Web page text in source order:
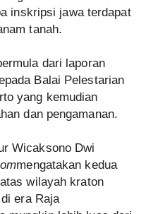
inskripsi jawa terdapat
tanah.
dari laporan
Balai Pelestarian
yang kemudian
dan pengamanan.
Wicaksono Dwi
mengatakan kedua
wilayah kraton
era Raja